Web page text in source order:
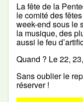
La fête de la
le comité des
week-end sous le
la musique, des
aussi le feu
Quand ? Le 22,
Sans oublier le
réserver !